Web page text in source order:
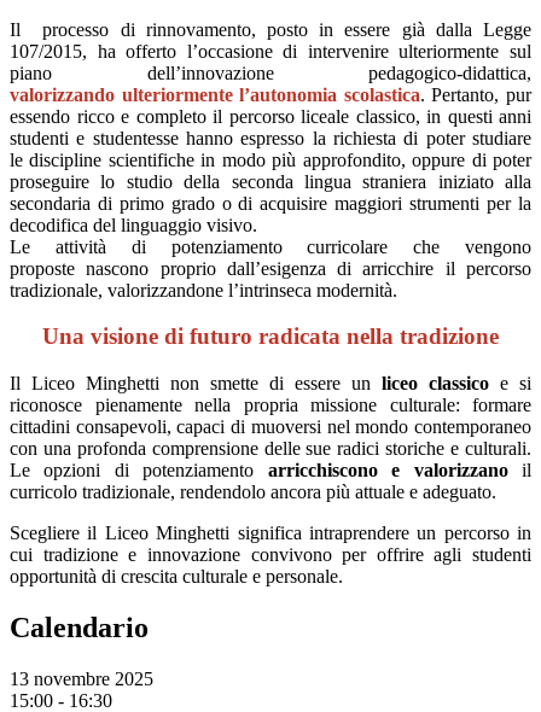
Il processo di rinnovamento, posto in essere già dalla Legge
107/2015, ha offerto l’occasione di intervenire ulteriormente sul
piano dell’innovazione pedagogico-didattica,
valorizzando ulteriormente l’autonomia scolastica. Pertanto, pur
essendo ricco e completo il percorso liceale classico, in questi anni
studenti e studentesse hanno espresso la richiesta di poter studiare
le discipline scientifiche in modo più approfondito, oppure di poter
proseguire lo studio della seconda lingua straniera iniziato alla
secondaria di primo grado o di acquisire maggiori strumenti per la
decodifica del linguaggio visivo.
Le attività di potenziamento curricolare che vengono
proposte nascono proprio dall’esigenza di arricchire il percorso
tradizionale, valorizzandone l’intrinseca modernità.
Una visione di futuro radicata nella tradizione
Il Liceo Minghetti non smette di essere un liceo classico e si
riconosce pienamente nella propria missione culturale: formare
cittadini consapevoli, capaci di muoversi nel mondo contemporaneo
con una profonda comprensione delle sue radici storiche e culturali.
Le opzioni di potenziamento arricchiscono e valorizzano
il
curricolo tradizionale, rendendolo ancora più attuale e adeguato.
Scegliere il Liceo Minghetti significa intraprendere un percorso in
cui tradizione e innovazione convivono per offrire agli studenti
opportunità di crescita culturale e personale.
Calendario
13 novembre 2025
15:00 - 16:30